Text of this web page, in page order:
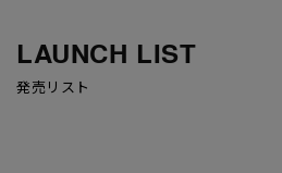
LAUNCH LIST
発売リスト